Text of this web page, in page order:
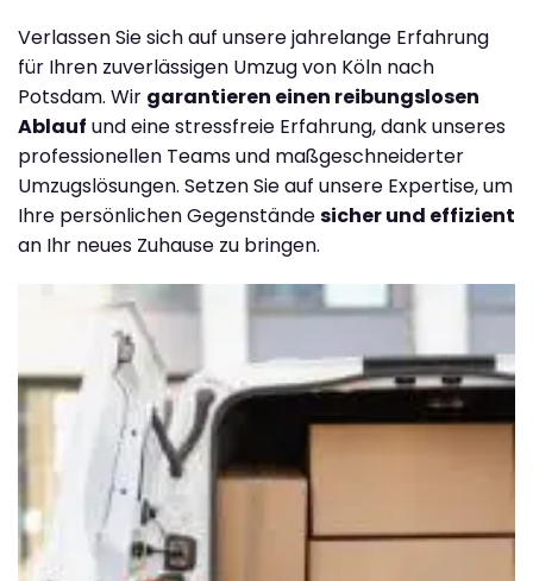
Verlassen Sie sich auf unsere jahrelange Erfahrung
für Ihren zuverlässigen Umzug von Köln nach
Potsdam. Wir garantieren einen reibungslosen
Ablauf und eine stressfreie Erfahrung, dank unseres
professionellen Teams und maßgeschneiderter
Umzugslösungen. Setzen Sie auf unsere Expertise, um
Ihre persönlichen Gegenständesicher und effizient
an Ihr neues Zuhause zu bringen.